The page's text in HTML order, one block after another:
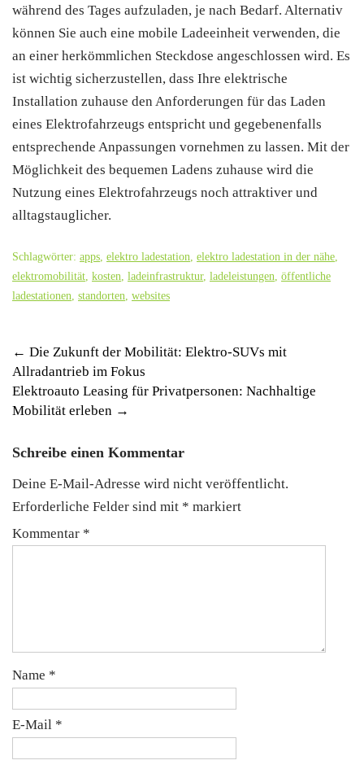
während des Tages aufzuladen, je nach Bedarf. Alternativ
können Sie auch eine mobile Ladeeinheit verwenden, die
an einer herkömmlichen Steckdose angeschlossen wird. Es
ist wichtig sicherzustellen, dass Ihre elektrische
Installation zuhause den Anforderungen für das Laden
eines Elektrofahrzeugs entspricht und gegebenenfalls
entsprechende Anpassungen vornehmen zu lassen. Mit der
Möglichkeit des bequemen Ladens zuhause wird die
Nutzung eines Elektrofahrzeugs noch attraktiver und
alltagstauglicher.
Schlagwörter: apps elektro ladestation elektro ladestation in der nähe
elektromobilität kosten ladeinfrastruktur, ladeleistungen öffentliche
ladestationen standorten websites
Post
navigation
← Die Zukunft der Mobilität: Elektro-SUVs mit
Allradantrieb im Fokus
Elektroauto Leasing für Privatpersonen: Nachhaltige
Mobilität erleben →
Schreibe einen Kommentar
Deine E-Mail-Adresse wird nicht veröffentlicht.
Erforderliche Felder sind mit * markiert
Kommentar *
Name *
E-Mail *